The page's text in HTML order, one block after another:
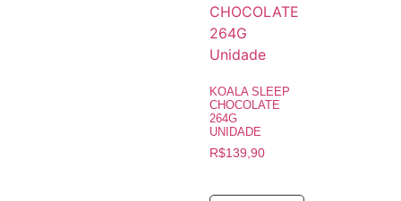
KOALA SLEEP
CHOCOLATE
264G
UNIDADE
R$139,90